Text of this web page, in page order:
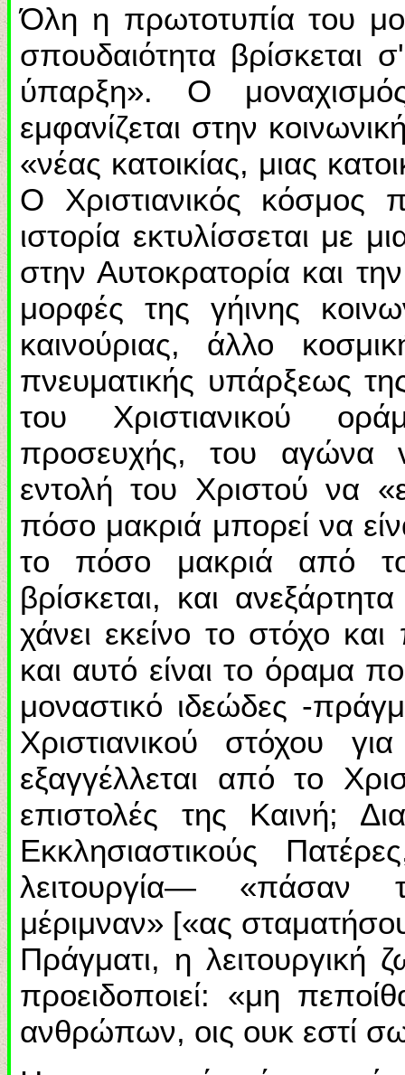
Όλη η πρωτοτυπία του
σπουδαιότητα βρίσκεται
ύπαρξη». Ο
εμφανίζεται στην
«νέας κατοικίας, μιας
Ο Χριστιανικός κόσμος
ιστορία εκτυλίσσεται με
στην Αυτοκρατορία και
μορφές της γήινης
καινούριας, άλλο
πνευματικής υπάρξεως
του Χριστιανικού
προσευχής, του αγώνα
εντολή του Χριστού να
πόσο μακριά μπορεί να
το πόσο μακριά από
βρίσκεται, και
χάνει εκείνο το στόχο
και αυτό είναι το όραμα
μοναστικό ιδεώδες -
Χριστιανικού στόχου
εξαγγέλλεται από το
επιστολές της Καινή;
Εκκλησιαστικούς
λειτουργία— «πάσαν
μέριμναν» [«ας
Πράγματι, η λειτουργική
προειδοποιεί: «μη
ανθρώπων, οις ουκ εστί